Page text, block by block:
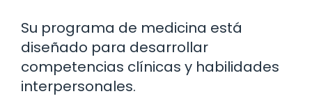
Su programa de medicina está
diseñado para desarrollar
competencias clínicas y habilidades
interpersonales.